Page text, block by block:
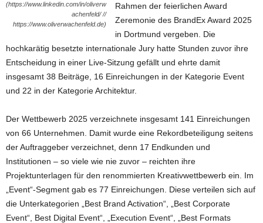
(https://www.linkedin.com/in/oliverw
achenfeld/ //
https://www.oliverwachenfeld.de)
Rahmen der feierlichen Award
Zeremonie des BrandEx Award 2025
in Dortmund vergeben. Die
hochkarätig besetzte internationale Jury hatte Stunden zuvor ihre
Entscheidung in einer Live-Sitzung gefällt und ehrte damit
insgesamt 38 Beiträge, 16 Einreichungen in der Kategorie Event
und 22 in der Kategorie Architektur.
Der Wettbewerb 2025 verzeichnete insgesamt 141 Einreichungen
von 66 Unternehmen. Damit wurde eine Rekordbeteiligung seitens
der Auftraggeber verzeichnet, denn 17 Endkunden und
Institutionen – so viele wie nie zuvor – reichten ihre
Projektunterlagen für den renommierten Kreativwettbewerb ein. Im
„Event“-Segment gab es 77 Einreichungen. Diese verteilen sich auf
die Unterkategorien „Best Brand Activation“, „Best Corporate
Event“, Best Digital Event“, „Execution Event“, „Best Formats